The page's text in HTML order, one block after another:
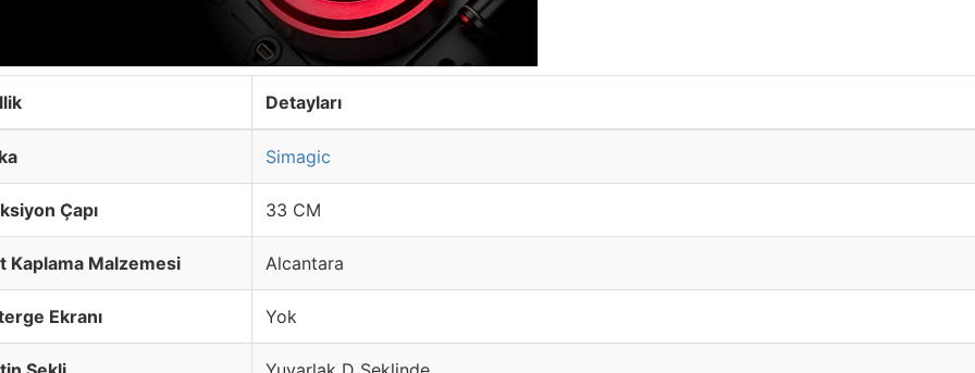
Detayları
Simagic
Çapı 33 CM
Kaplama Malzemesi Alcantara
Ekranı Yok